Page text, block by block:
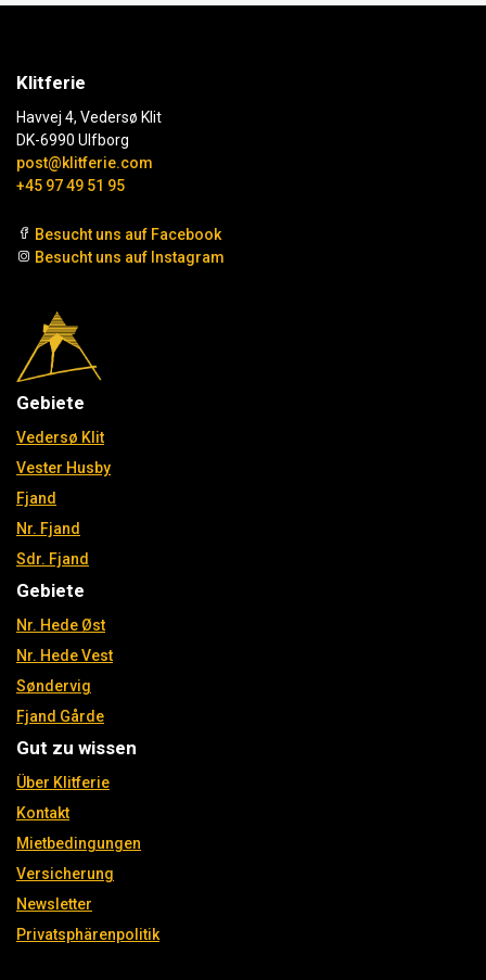
Klitferie
Havvej 4, Vedersø Klit
DK-6990 Ulfborg
post@klitferie.com
+45 97 49 51 95
Besucht uns auf Facebook
Besucht uns auf Instagram
Gebiete
Vedersø Klit
Vester Husby
Fjand
Nr. Fjand
Sdr. Fjand
Gebiete
Nr. Hede Øst
Nr. Hede Vest
Søndervig
Fjand Gårde
Gut zu wissen
Über Klitferie
Kontakt
Mietbedingungen
Versicherung
Newsletter
Privatsphärenpolitik